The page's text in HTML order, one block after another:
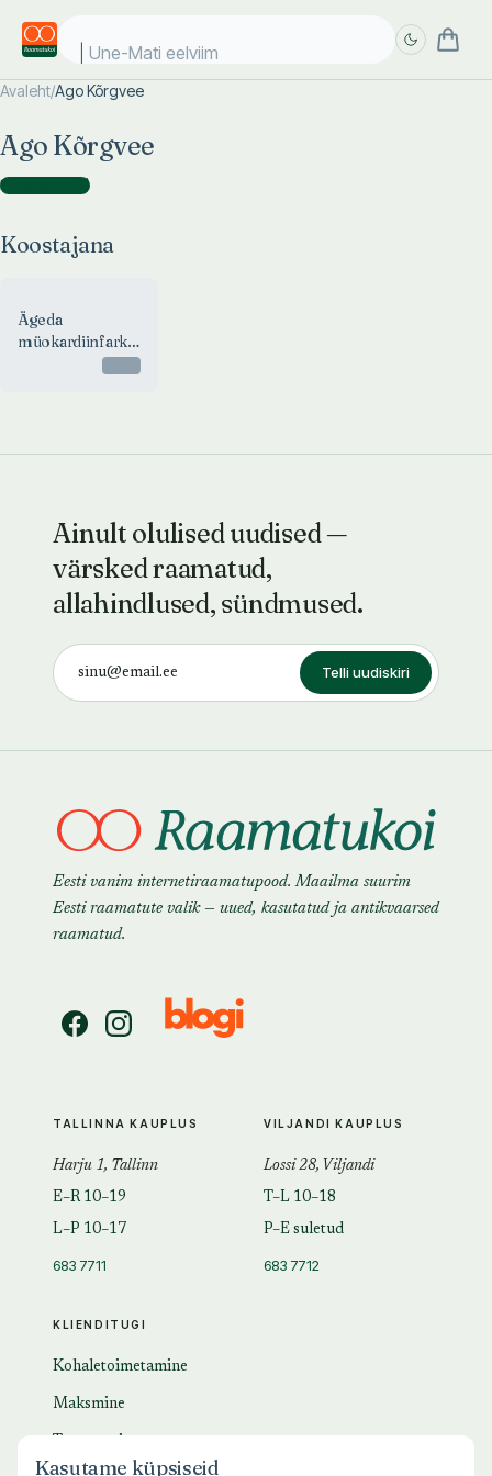
Une-Mati eelviima
Avaleht/Ago Kõrgvee
Ago Kõrgvee
Koostajana )
Koostajana
Ägeda
müokardiinfarkti
Ainult olulised uudised —
värsked raamatud,
allahindlused, sündmused.
Telli uudiskiri
Eesti vanim internetiraamatupood. Maailma suurim
Eesti raamatute valik — uued, kasutatud ja antikvaarsed
raamatud.
KLIENDITUGI
Kohaletoimetamine
Maksmine
TALLINNA KAUPLUS
Harju 1, Tallinn
E–R 10–19
L–P 10–17
683 7711
VILJANDI KAUPLUS
Lossi 28, Viljandi
T–L 10–18
P–E suletud
683 7712
Kasutame küpsiseid